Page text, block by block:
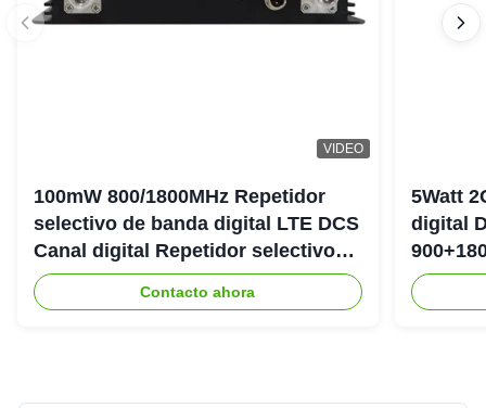
All ATNJ products are very well made at a reasonable
price. Our clients are delighted with their products and their
Norway Jun 22.2025
Livraison dans un délai acceptable par voie aérienne.
Qualité : j'attends d'installer totalement l'appareil.
VIDEO
100mW 800/1800MHz Repetidor
selectivo de banda digital LTE DCS
Canal digital Repetidor selectivo
Bda Pico
Contacto ahora
5Watt
digital
DAS